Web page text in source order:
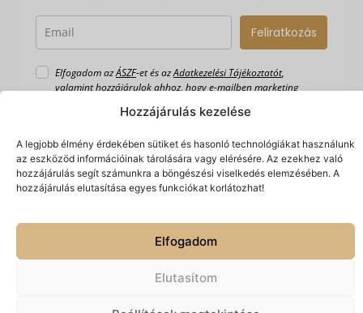
Hozzájárulás kezelése
A legjobb élmény érdekében sütiket és hasonló technológiákat használunk
az eszközöd információinak tárolására vagy elérésére. Az ezekhez való
hozzájárulás segít számunkra a böngészési viselkedés elemzésében. A
hozzájárulás elutasítása egyes funkciókat korlátozhat!
Elfogadom
Elutasítom
Feliratkozás
Elfogadom azÁSZF-et és azAdatkezelési Tájékoztatót,
valamint hozzájárulok ahhoz, hogy e-mailben marketing
© 2026 Spiriguru. Készítette: